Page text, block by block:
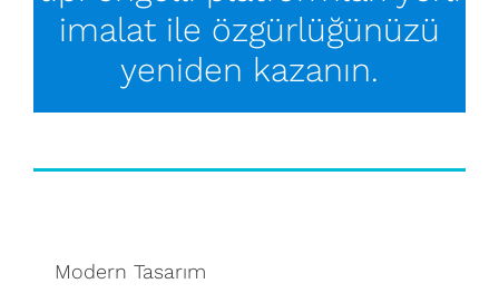
imalat ile özgürlüğünüzü
yeniden kazanın.
Modern Tasarım